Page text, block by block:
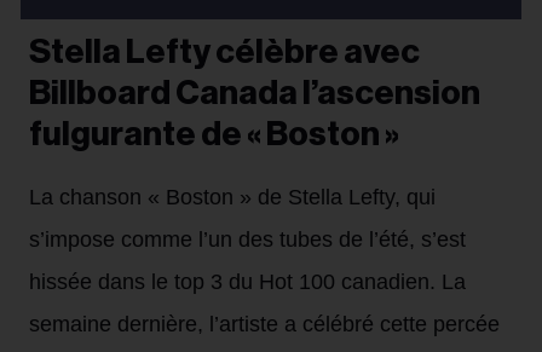
Stella Lefty célèbre avec
Billboard Canada l’ascension
fulgurante de « Boston »
La chanson « Boston » de Stella Lefty, qui
s’impose comme l’un des tubes de l’été, s’est
hissée dans le top 3 du Hot 100 canadien. La
semaine dernière, l’artiste a célébré cette percée